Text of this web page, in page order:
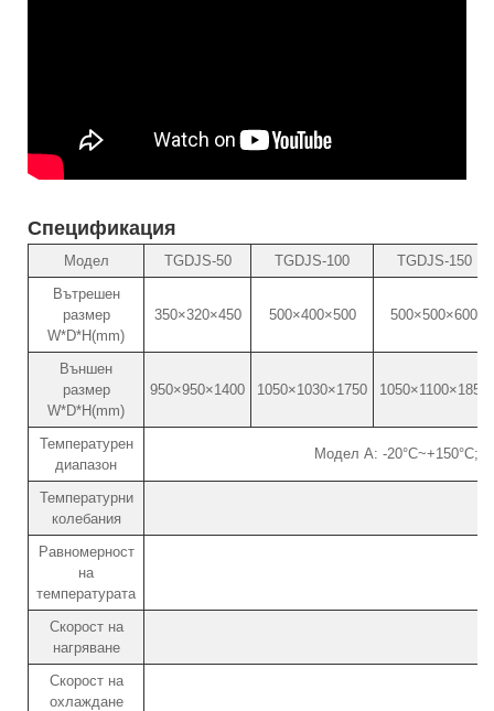
Спецификация
Модел TGDJS-50 TGDJS-100
TGDJS-150
Вътрешен
размер
W*D*H(mm)
350×320×450 500×400×500 500×500×600
Външен
размер
W*D*H(mm)
950×950×1400 1050×1030×1750 1050×1100×1850
Температурен
диапазон
Модел A: -20°C~+150°C;
Температурни
колебания
Равномерност
на
температурата
Скорост на
нагряване
Скорост на
охлаждане